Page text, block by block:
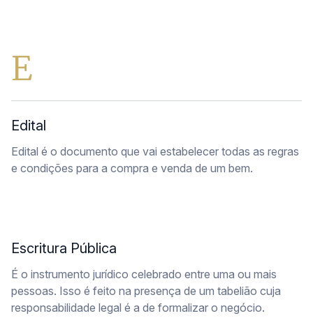
E
Edital
Edital é o documento que vai estabelecer todas as regras
e condições para a compra e venda de um bem.
Escritura Pública
É o instrumento jurídico celebrado entre uma ou mais
pessoas. Isso é feito na presença de um tabelião cuja
responsabilidade legal é a de formalizar o negócio.